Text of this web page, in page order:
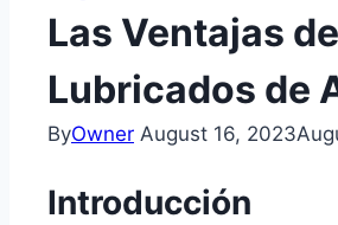
Las Ventajas
Lubricados de
ByOwner August 16, 2023
Introducción